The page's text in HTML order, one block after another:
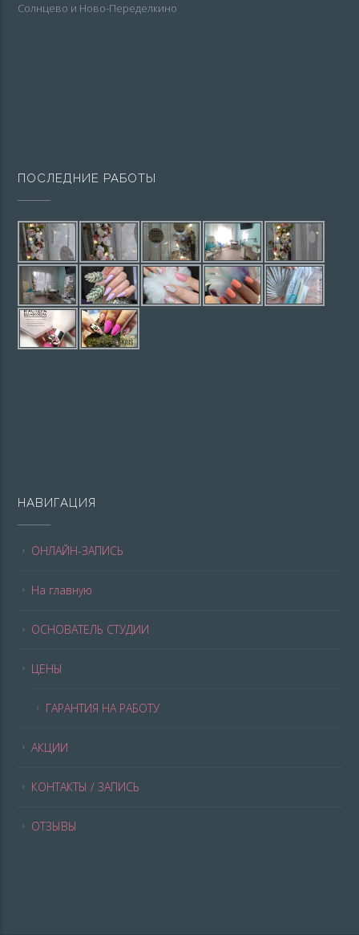
Солнцево и Ново-Переделкино
ПОСЛЕДНИЕ РАБОТЫ
НАВИГАЦИЯ
ОНЛАЙН-ЗАПИСЬ
На главную
ОСНОВАТЕЛЬ СТУДИИ
ЦЕНЫ
ГАРАНТИЯ НА РАБОТУ
АКЦИИ
КОНТАКТЫ / ЗАПИСЬ
ОТЗЫВЫ